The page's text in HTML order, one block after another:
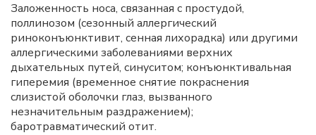
Заложенность носа, связанная с простудой,
поллинозом (сезонный аллергический
риноконъюнктивит, сенная лихорадка) или другими
аллергическими заболеваниями верхних
дыхательных путей, синуситом; конъюнктивальная
гиперемия (временное снятие покраснения
слизистой оболочки глаз, вызванного
незначительным раздражением);
баротравматический отит.